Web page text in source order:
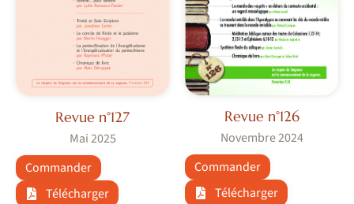
Revue n°127
Mai 2025
Commander
Télécharger
Revue n°126
Novembre 2024
Commander
Télécharger